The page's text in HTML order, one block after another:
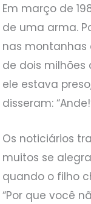
Em março de
de uma arma.
nas montanhas
de dois milhões
ele estava
disseram:
Os noticiários
muitos se
quando o filho
“Por que você